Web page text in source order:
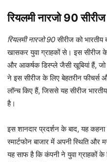
रियलमी नारजो 90
रियलमी नारजो 90सीरीज को भारतीय
खासकर युवा ग्राहकों से। इस सीरीज के
और आकर्षक डिस्प्ले जैसी खूबियां हैं,
ने इस सीरीज के लिए बेहतरीन फीचर्स
लॉन्च किए हैं, जिससे यह सीरीज
है।
इस शानदार प्रदर्शन के बाद, यह कहना
स्मार्टफोन बाजार में अपनी स्थिति
यह साफ है कि कंपनी ने युवा ग्राहकों के